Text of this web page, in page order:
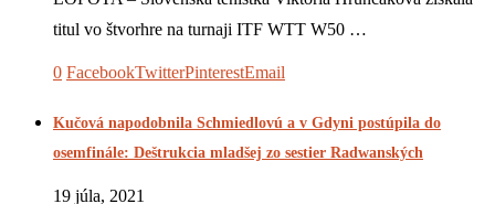
titul vo štvorhre na turnaji ITF WTT W50 …
0 FacebookTwitterPinterestEmail
Kučová napodobnila Schmiedlovú a v Gdyni postúpila do
osemfinále: Deštrukcia mladšej zo sestier Radwanských
19 júla, 2021